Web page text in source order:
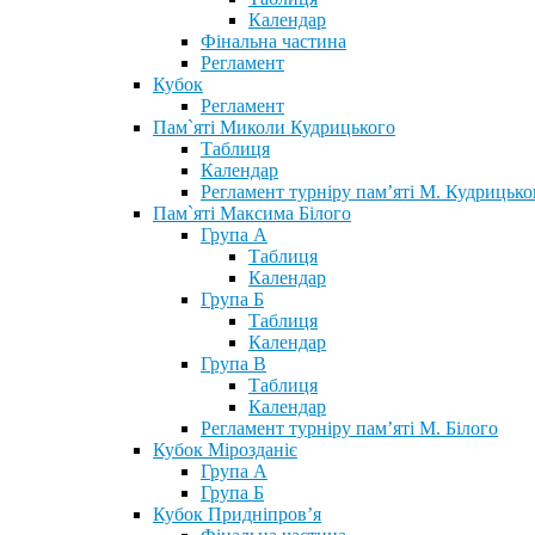
Календар
Фінальна частина
Регламент
Кубок
Регламент
Пам`яті Миколи Кудрицького
Таблиця
Календар
Регламент турніру пам’яті М.
Пам`яті Максима Білого
Група А
Таблиця
Календар
Група Б
Таблиця
Календар
Група В
Таблиця
Календар
Регламент турніру пам’яті М. Білого
Кубок Мірозданіє
Група А
Група Б
Кубок Придніпров’я